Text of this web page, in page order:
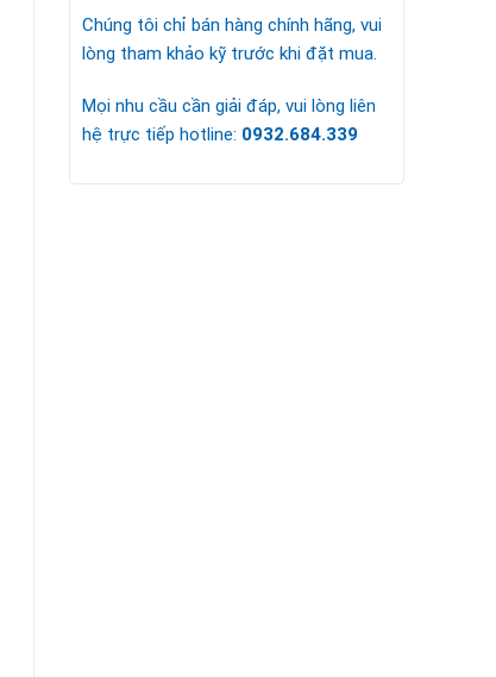
Chúng tôi chỉ bán hàng chính hãng, vui
lòng tham khảo kỹ trước khi đặt mua.
Mọi nhu cầu cần giải đáp, vui lòng liên
hệ trực tiếp hotline: 0932.684.339